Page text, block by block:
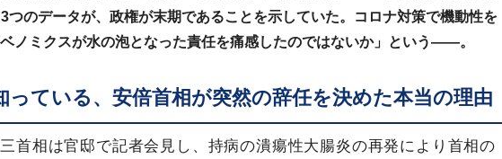
つのデータが、政権が末期であることを示していた。コロナ対策で機動性を
ノミクスが水の泡となった責任を痛感したのではないか」という――。
っている、安倍首相が突然の辞任を決めた本当の理由
首相は官邸で記者会見し、持病の潰瘍性大腸炎の再発により首相の